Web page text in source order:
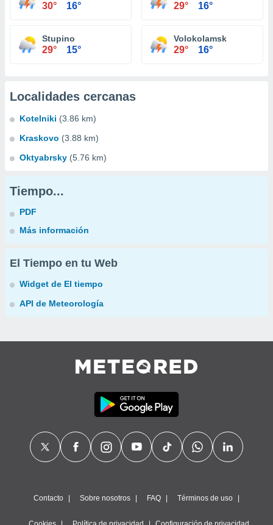
30° 16° 29° 16°
Stupino
29° 15°
Volokolamsk
29° 16°
Localidades cercanas
Kotelniki (3.86 km)
Kraskovo (3.88 km)
Oktyabrsky (5.76 km)
Tiempo...
PDF
Más información
El Tiempo en tu Web
Widget de El tiempo
API de Meteorología
Contacto Sobre nosotros FAQ Términos de uso